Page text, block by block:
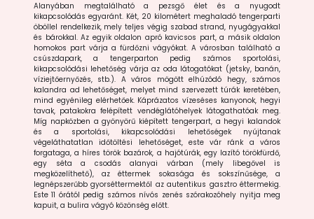
Alanyában megtalálható a pezsgő élet és a nyugodt
kikapcsolódás egyaránt. Két, 20 kilométert meghaladó tengerparti
öböllel rendelkezik, mely teljes végig szabad strand, nyugágyakkal
és bárokkal. Az egyik oldalon apró kavicsos part, a másik oldalon
homokos part várja a fürdőzni vágyókat. A városban található a
csúszdapark, a tengerparton pedig számos sportolási,
kikapcsolódási lehetőség várja az oda látogatókat (jetsky, banán,
víziejtőernyőzés, stb.). A város mögött elhúzódó hegy, számos
kalandra ad lehetőséget, melyet mind szervezett túrák keretében,
mind egyénileg elérhetőek. Káprázatos vízeséses kanyonok, hegyi
tavak, patakokra felépített vendéglátóhelyek látogathatóak meg.
Míg napközben a gyönyörű kiépített tengerpart, a hegyi kalandok
és a sportolási, kikapcsolódási lehetőségek nyújtanak
végeláthatatlan időtöltési lehetőséget, este vár ránk a város
forgataga, a híres török bazárok, a hajótúrák, egy lazító törökfürdő,
egy séta a csodás alanyai várban (mely libegővel is
megközelíthető), az éttermek sokasága és sokszínűsége, a
legnépszerűbb gyorséttermektől az autentikus gasztro éttermekig.
Este 11 órától pedig számos nívós zenés szórakozóhely nyitja meg
kapuit, a bulira vágyó közönség előtt.